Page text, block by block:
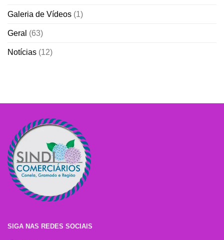
Galeria de Vídeos (1)
Geral (63)
Notícias (12)
SIGA NAS REDES SOCIAIS